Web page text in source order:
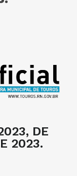
DE
2023.